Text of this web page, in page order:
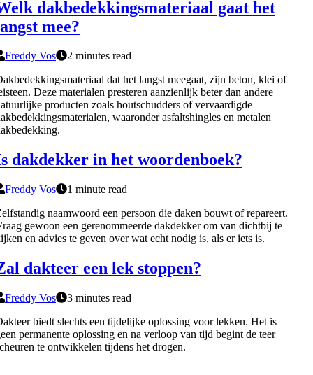
dakbedekkingsmateriaal gaat het
mee?
Freddy Vos
2 minutes read
dat het langst meegaat, zijn beton, klei of
Deze materialen presteren aanzienlijk beter dan andere
producten zoals houtschudders of vervaardigde
waaronder asfaltshingles en metalen
dakdekker in het woordenboek?
Freddy Vos
1 minute read
naamwoord een persoon die daken bouwt of repareert.
gewoon een gerenommeerde dakdekker om van dichtbij te
en advies te geven over wat echt nodig is, als er iets is.
dakteer een lek stoppen?
Freddy Vos
3 minutes read
biedt slechts een tijdelijke oplossing voor lekken. Het is
permanente oplossing en na verloop van tijd begint de teer
te ontwikkelen tijdens het drogen.